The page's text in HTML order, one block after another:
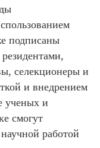
подписаны
селекционеры и
и внедрением
ученых и
смогут
работой